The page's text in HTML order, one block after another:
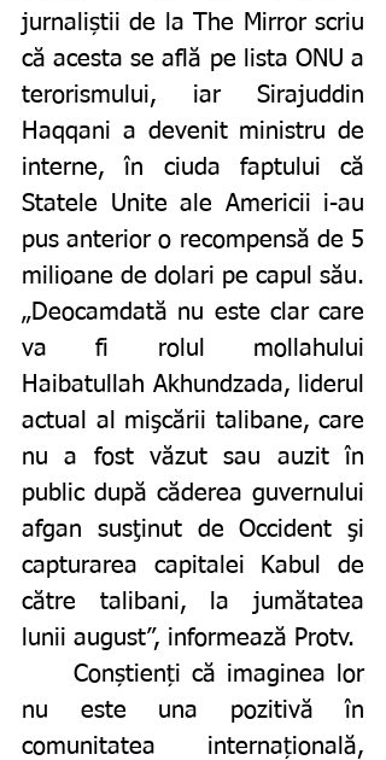
jurnaliștii de la The Mirror scriu
că acesta se află pe lista ONU a
terorismului, iar Sirajuddin
Haqqani a devenit ministru de
interne, în ciuda faptului că
Statele Unite ale Americii i-au
pus anterior o recompensă de 5
milioane de dolari pe capul său.
„Deocamdată nu este clar care
va fi rolul mollahului
Haibatullah Akhundzada, liderul
actual al mişcării talibane, care
nu a fost văzut sau auzit în
public după căderea guvernului
afgan susţinut de Occident şi
capturarea capitalei Kabul de
către talibani, la jumătatea
lunii august”, informează Protv.
nu este una pozitivă în
comunitatea internațională,